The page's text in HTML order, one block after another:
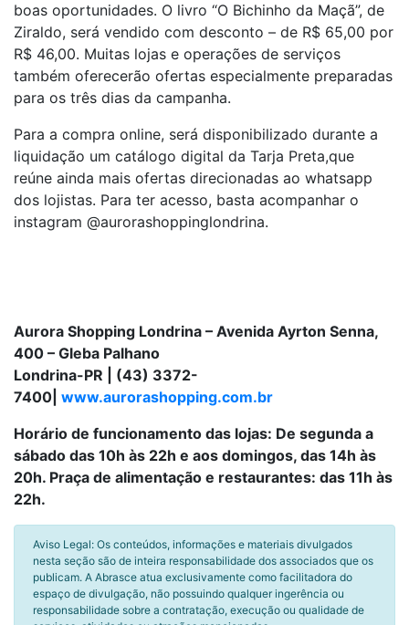
boas oportunidades. O livro “O Bichinho da Maçã”, de
Ziraldo, será vendido com desconto – de R$ 65,00 por
R$ 46,00. Muitas lojas e operações de serviços
também oferecerão ofertas especialmente preparadas
para os três dias da campanha.
Para a compra online, será disponibilizado durante a
liquidação um catálogo digital da Tarja Preta,que
reúne ainda mais ofertas direcionadas ao whatsapp
dos lojistas. Para ter acesso, basta acompanhar o
instagram @aurorashoppinglondrina.
Aurora Shopping Londrina – Avenida Ayrton Senna,
400 – Gleba Palhano
Londrina-PR | (43) 3372-
7400| www.aurorashopping.com.br
Horário de funcionamento das lojas: De segunda a
sábado das 10h às 22h e aos domingos, das 14h às
20h. Praça de alimentação e restaurantes: das 11h às
22h.
Aviso Legal: Os conteúdos, informações e materiais divulgados
nesta seção são de inteira responsabilidade dos associados que os
publicam. A Abrasce atua exclusivamente como facilitadora do
espaço de divulgação, não possuindo qualquer ingerência ou
responsabilidade sobre a contratação, execução ou qualidade de